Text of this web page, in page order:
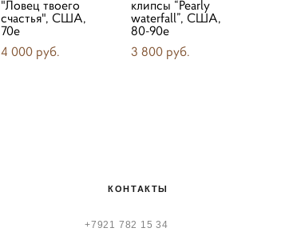
"Ловец твоего
счастья", США,
70е
4 000 pуб.
клипсы “Pearly
waterfall”, США,
80-90е
3 800 pуб.
КОНТАКТЫ
+7921 782 15 34